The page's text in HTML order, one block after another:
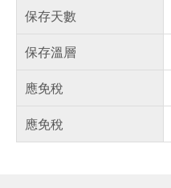
保存天數
保存溫層
應免稅
應免稅